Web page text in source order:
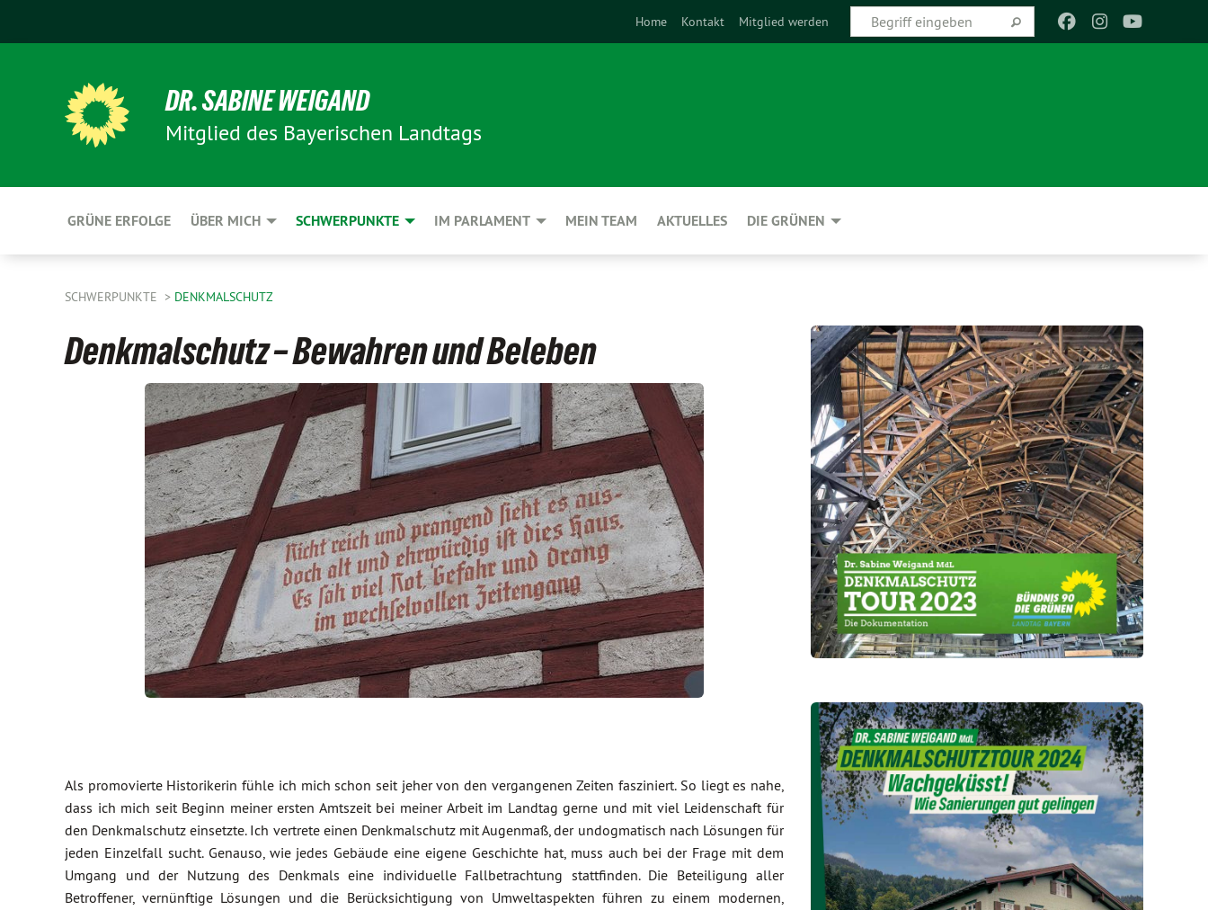
Home Kontakt Mitglied werden
DR. SABINE WEIGAND
Mitglied des Bayerischen Landtags
GRÜNE ERFOLGE ÜBER MICH SCHWERPUNKTE IM PARLAMENT MEIN TEAM AKTUELLES DIE GRÜNEN
SCHWERPUNKTE DENKMALSCHUTZ
Denkmalschutz – Bewahren und Beleben
Als promovierte Historikerin fühle ich mich schon seit jeher von den vergangenen Zeiten fasziniert. So liegt es nahe,
dass ich mich seit Beginn meiner ersten Amtszeit bei meiner Arbeit im Landtag gerne und mit viel Leidenschaft für
den Denkmalschutz einsetzte. Ich vertrete einen Denkmalschutz mit Augenmaß, der undogmatisch nach Lösungen für
jeden Einzelfall sucht. Genauso, wie jedes Gebäude eine eigene Geschichte hat, muss auch bei der Frage mit dem
Umgang und der Nutzung des Denkmals eine individuelle Fallbetrachtung stattfinden. Die Beteiligung aller
Betroffener, vernünftige Lösungen und die Berücksichtigung von Umweltaspekten führen zu einem modernen,